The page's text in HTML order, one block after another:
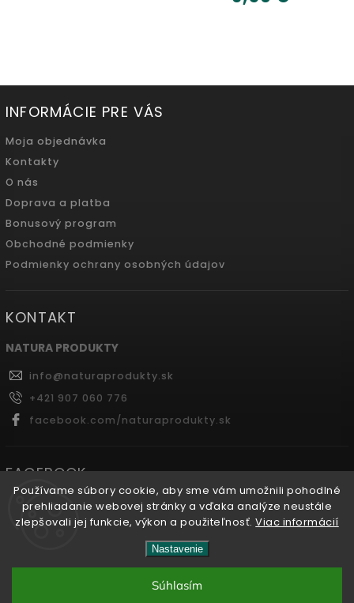
Používame súbory cookie, aby sme vám umožnili pohodlné
prehliadanie webovej stránky a vďaka analýze neustále
zlepšovali jej funkcie, výkon a použiteľnosť.Viac informácií
Nastavenie
Súhlasím
INFORMÁCIE PRE VÁS
Moja objednávka
Kontakty
O nás
Doprava a platba
Bonusový program
Obchodné podmienky
Podmienky ochrany osobných údajov
KONTAKT
NATURA PRODUKTY
info@naturaprodukty.sk
+421 907 060 776
facebook.com/naturaprodukty.sk
FACEBOOK
Naturaprodukty.sk
vyhradené.
Shoptet| Design